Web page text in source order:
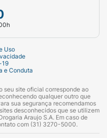
Uso
19
e Conduta
seu site oficial corresponde ao
qualquer outro que
sua segurança recomendamos
desconhecidos que se utilizem
Araujo S.A. Em caso de
com (31) 3270-5000.